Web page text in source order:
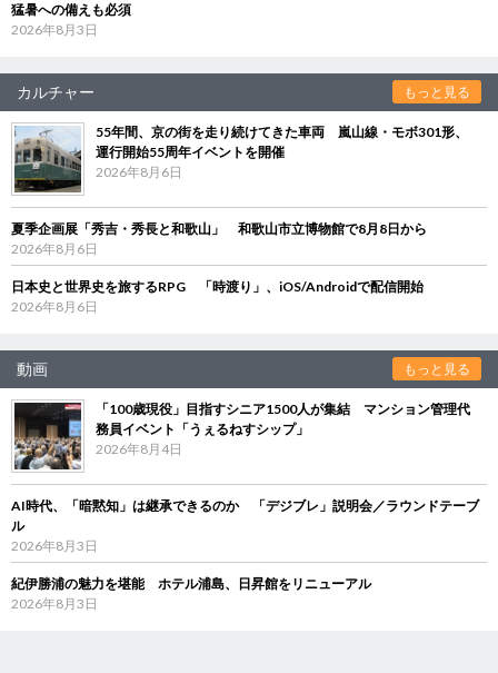
猛暑への備えも必須
2026年8月3日
カルチャー もっと見る
55年間、京の街を走り続けてきた車両 嵐山線・モボ301形、
運行開始55周年イベントを開催
2026年8月6日
夏季企画展「秀吉・秀長と和歌山」 和歌山市立博物館で8月8日から
2026年8月6日
日本史と世界史を旅するRPG 「時渡り」、iOS/Androidで配信開始
2026年8月6日
動画 もっと見る
「100歳現役」目指すシニア1500人が集結 マンション管理代
務員イベント「うぇるねすシップ」
2026年8月4日
AI時代、「暗黙知」は継承できるのか 「デジブレ」説明会／ラウンドテーブ
ル
2026年8月3日
紀伊勝浦の魅力を堪能 ホテル浦島、日昇館をリニューアル
2026年8月3日